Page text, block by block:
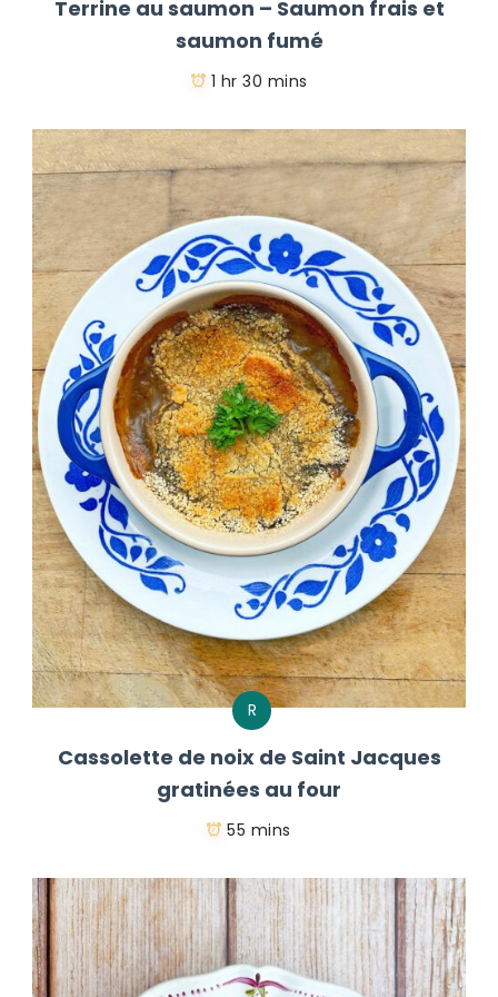
Terrine au saumon – Saumon frais et
saumon fumé
1 hr 30 mins
R
Cassolette de noix de Saint Jacques
gratinées au four
55 mins